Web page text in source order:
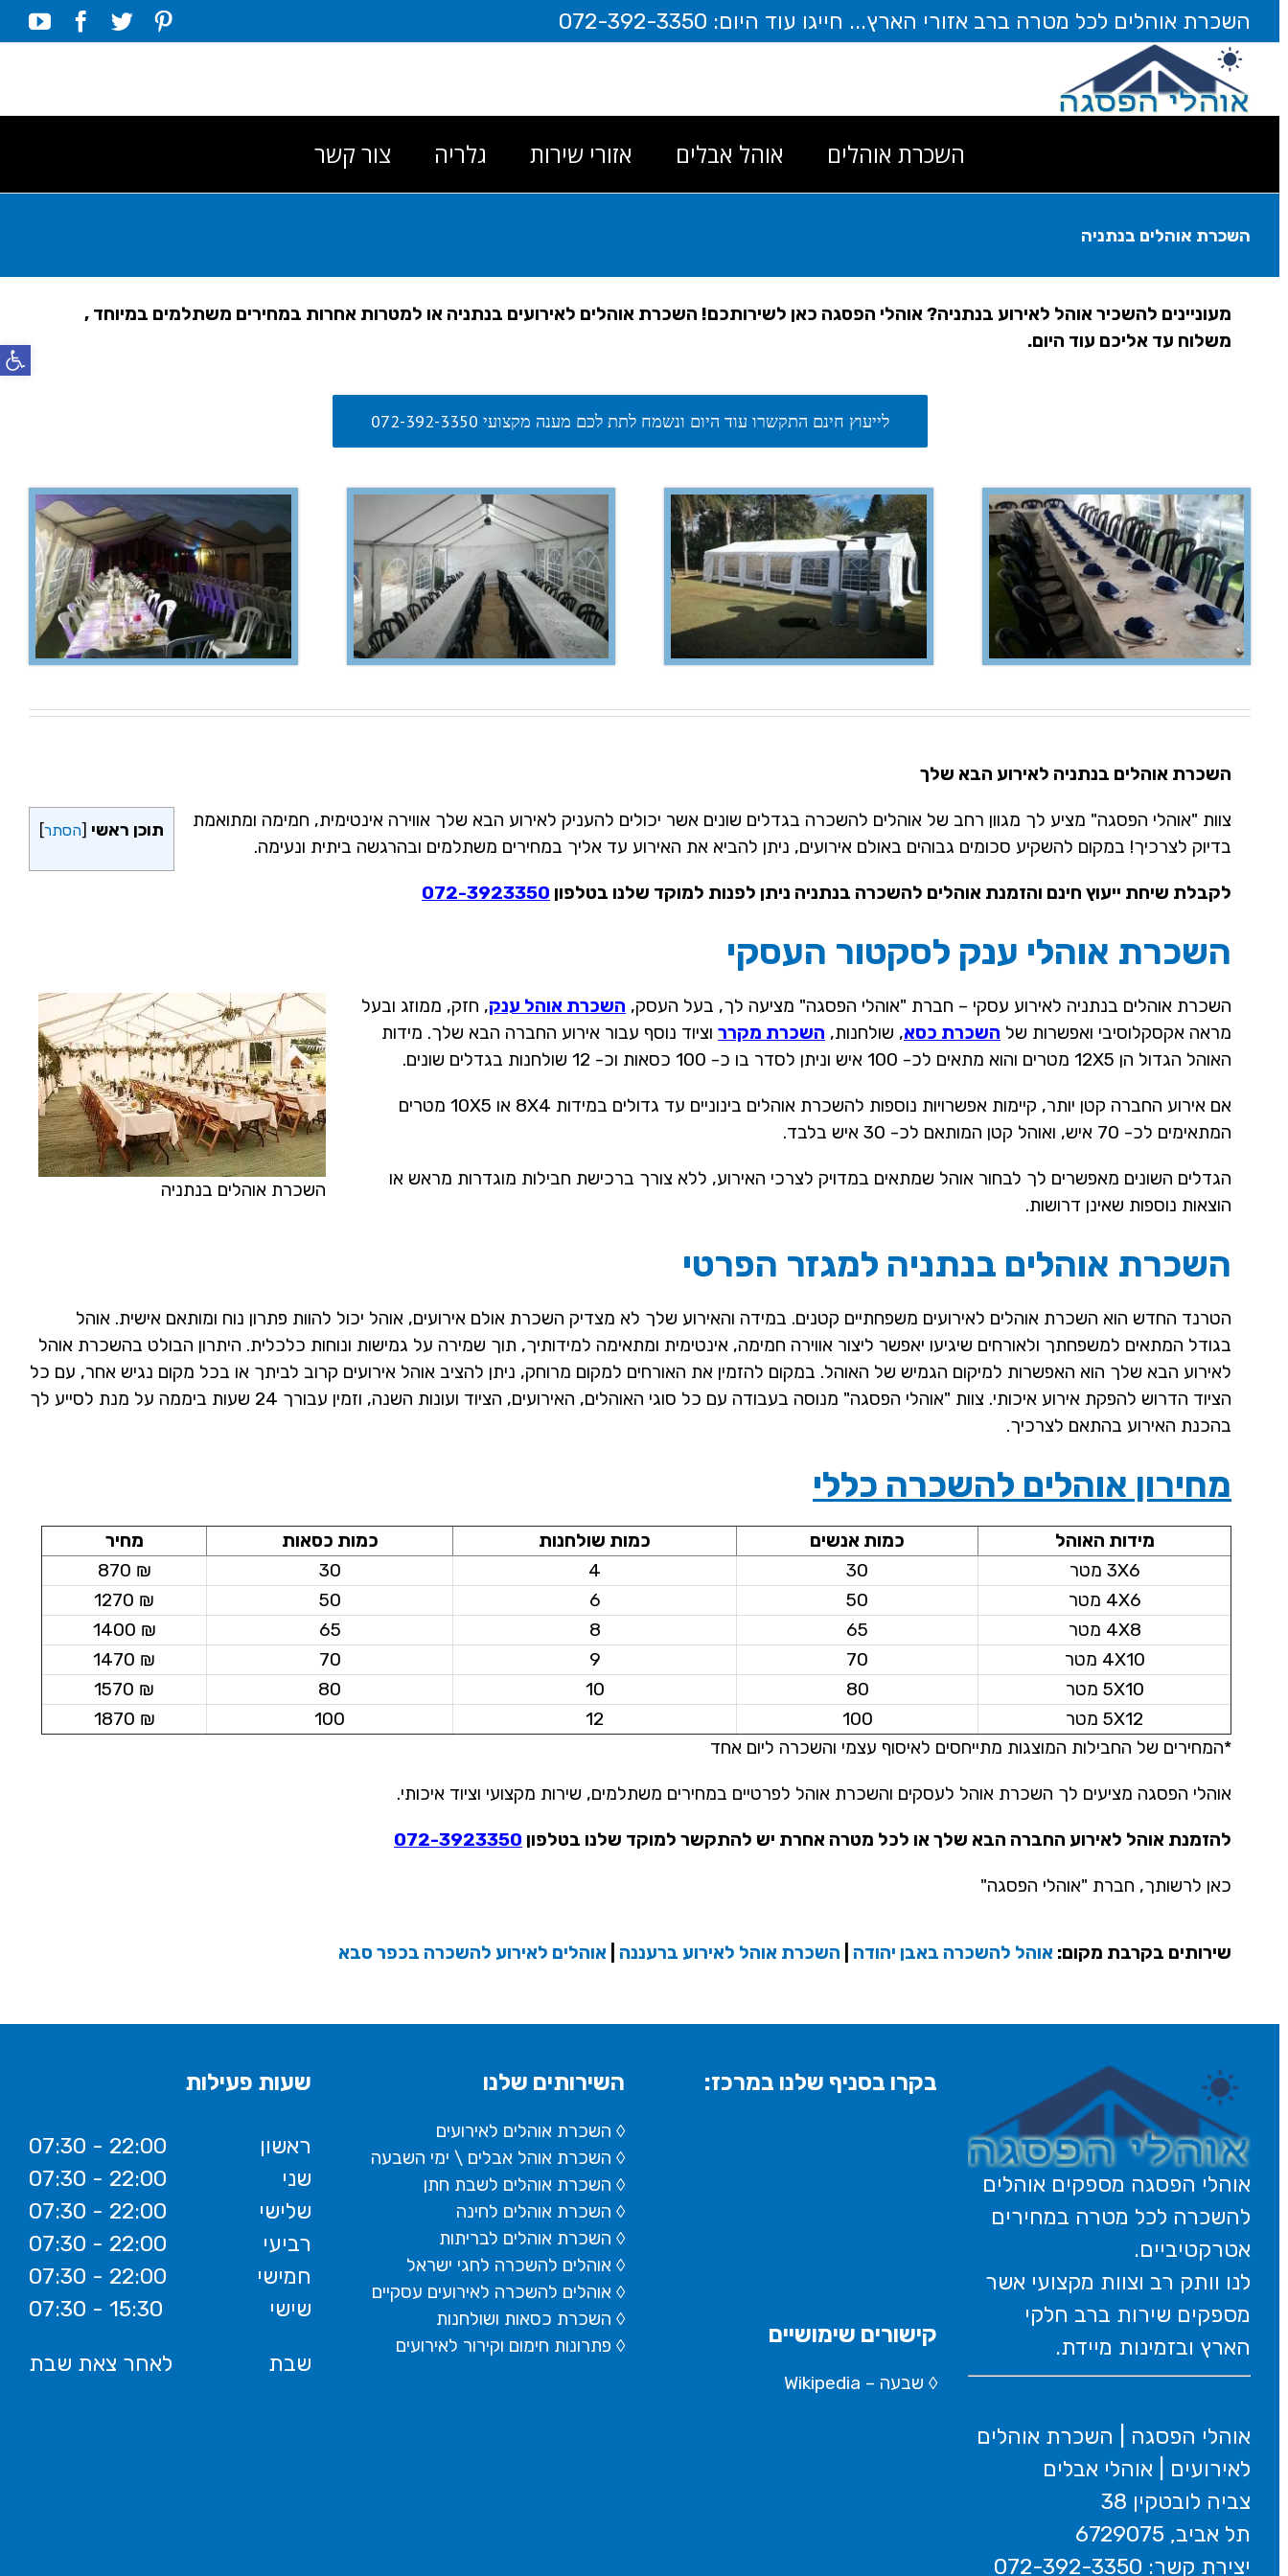
פתח
לתוכן
השכרת אוהלים לכל מטרה ברב אזורי הארץ... חייגו עוד היום: 072-392-3350 Pinterest
Twitter
השכרת אוהלים אוהל אבלים אזורי שירות גלריה צור קשר
השכרת אוהלים בנתניה
מעוניינים להשכיר אוהל לאירוע בנתניה? אוהלי הפסגה כאן לשירותכם! השכרת אוהלים לאירועים בנתניה או למטרות אחרות במחירים משתלמים במיוחד ,
משלוח עד אליכם עוד היום.
לייעוץ חינם התקשרו עוד היום ונשמח לתת לכם מענה מקצועי 072-392-3350
השכרת אוהלים בנתניה לאירוע הבא שלך
תוכן ראשי הסתר
צוות "אוהלי הפסגה" מציע לך מגוון רחב של אוהלים להשכרה בגדלים שונים אשר יכולים להעניק לאירוע הבא שלך אווירה אינטימית, חמימה ומתואמת
בדיוק לצרכיך! במקום להשקיע סכומים גבוהים באולם אירועים, ניתן להביא את האירוע עד אליך במחירים משתלמים ובהרגשה ביתית ונעימה.
לקבלת שיחת ייעוץ חינם והזמנת אוהלים להשכרה בנתניה ניתן לפנות למוקד שלנו בטלפון 072-3923350
השכרת אוהלי ענק לסקטור העסקי
השכרת אוהלים בנתניה
השכרת אוהלים בנתניה לאירוע עסקי – חברת "אוהלי הפסגה" מציעה לך, בעל העסק, השכרת אוהל ענק, חזק, ממוזג ובעל
מראה אקסקלוסיבי ואפשרות של השכרת כסא, שולחנות, השכרת מקרר וציוד נוסף עבור אירוע החברה הבא שלך. מידות
האוהל הגדול הן 12X5 מטרים והוא מתאים לכ- 100 איש וניתן לסדר בו כ- 100 כסאות וכ- 12 שולחנות בגדלים שונים.
אם אירוע החברה קטן יותר, קיימות אפשרויות נוספות להשכרת אוהלים בינוניים עד גדולים במידות 8X4 או 10X5 מטרים
המתאימים לכ- 70 איש, ואוהל קטן המותאם לכ- 30 איש בלבד.
הגדלים השונים מאפשרים לך לבחור אוהל שמתאים במדויק לצרכי האירוע, ללא צורך ברכישת חבילות מוגדרות מראש או
הוצאות נוספות שאינן דרושות.
השכרת אוהלים בנתניה למגזר הפרטי
הטרנד החדש הוא השכרת אוהלים לאירועים משפחתיים קטנים. במידה והאירוע שלך לא מצדיק השכרת אולם אירועים, אוהל יכול להוות פתרון נוח ומותאם אישית. אוהל
בגודל המתאים למשפחתך ולאורחים שיגיעו יאפשר ליצור אווירה חמימה, אינטימית ומתאימה למידותיך, תוך שמירה על גמישות ונוחות כלכלית. היתרון הבולט בהשכרת אוהל
לאירוע הבא שלך הוא האפשרות למיקום הגמיש של האוהל. במקום להזמין את האורחים למקום מרוחק, ניתן להציב אוהל אירועים קרוב לביתך או בכל מקום נגיש אחר, עם כל
הציוד הדרוש להפקת אירוע איכותי. צוות "אוהלי הפסגה" מנוסה בעבודה עם כל סוגי האוהלים, האירועים, הציוד ועונות השנה, וזמין עבורך 24 שעות ביממה על מנת לסייע לך
בהכנת האירוע בהתאם לצרכיך.
מחירון אוהלים להשכרה כללי
מידות האוהל כמות אנשים כמות שולחנות כמות כסאות
מחיר
3X6 מטר
30
4
30
₪ 870
4X6 מטר
50
6
50
₪ 1270
4X8 מטר
65
8
65
₪ 1400
4X10 מטר
70
9
70
₪ 1470
5X10 מטר
80
10
80
₪ 1570
5X12 מטר
100
12
100
₪ 1870
*המחירים של החבילות המוצגות מתייחסים לאיסוף עצמי והשכרה ליום אחד
אוהלי הפסגה מציעים לך השכרת אוהל לעסקים והשכרת אוהל לפרטיים במחירים משתלמים, שירות מקצועי וציוד איכותי.
להזמנת אוהל לאירוע החברה הבא שלך או לכל מטרה אחרת יש להתקשר למוקד שלנו בטלפון 072-3923350
כאן לרשותך, חברת "אוהלי הפסגה"
שירותים בקרבת מקום: אוהל להשכרה באבן יהודה השכרת אוהל לאירוע ברעננה אוהלים לאירוע להשכרה בכפר סבא
אוהלי הפסגה מספקים אוהלים
להשכרה לכל מטרה במחירים
אטרקטיביים.
לנו וותק רב וצוות מקצועי אשר
מספקים שירות ברב חלקי
הארץ ובזמינות מיידת.
אוהלי הפסגה | השכרת אוהלים
לאירועים | אוהלי אבלים
צביה לובטקין 38
תל אביב, 6729075
יצירת קשר: 072-392-3350
בקרו בסניף שלנו במרכז:
קישורים שימושיים
◊ שבעה – Wikipedia
השירותים שלנו
◊ השכרת אוהלים לאירועים
◊ השכרת אוהל אבלים \ ימי השבעה
◊ השכרת אוהלים לשבת חתן
◊ השכרת אוהלים לחינה
◊ השכרת אוהלים לבריתות
◊ אוהלים להשכרה לחגי ישראל
◊ אוהלים להשכרה לאירועים עסקיים
◊ השכרת כסאות ושולחנות
◊ פתרונות חימום וקירור לאירועים
שעות פעילות
ראשון
שני
שלישי
רביעי
חמישי
שישי
שבת
07:30 - 22:00
07:30 - 22:00
07:30 - 22:00
07:30 - 22:00
07:30 - 22:00
07:30 - 15:30
לאחר צאת שבת